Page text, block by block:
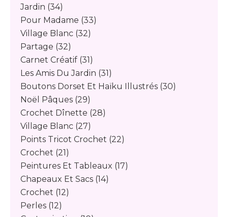
Jardin (34)
Pour Madame (33)
Village Blanc (32)
Partage (32)
Carnet Créatif (31)
Les Amis Du Jardin (31)
Boutons Dorset Et Haïku Illustrés (30)
Noël Pâques (29)
Crochet Dînette (28)
Village Blanc (27)
Points Tricot Crochet (22)
Crochet (21)
Peintures Et Tableaux (17)
Chapeaux Et Sacs (14)
Crochet (12)
Perles (12)